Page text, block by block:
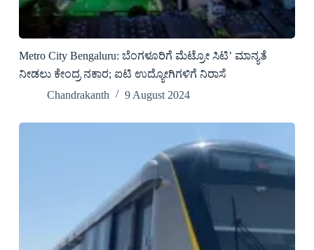
Metro City Bengaluru: ಬೆಂಗಳೂರಿಗೆ ಮೆಟ್ರೋ ಸಿಟಿ’ ಮಾನ್ಯತೆ
ನೀಡಲು ಕೇಂದ್ರ ನಕಾರ; ಐಟಿ ಉದ್ಯೋಗಿಗಳಿಗೆ ನಿರಾಸೆ
Chandrakanth
9 August 2024